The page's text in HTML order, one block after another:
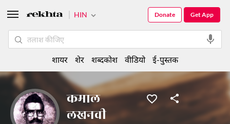
कमाल
लखनवी
HIN Get App
Donate
शायर शेर शब्दकोश वीडियो ई-पुस्तक